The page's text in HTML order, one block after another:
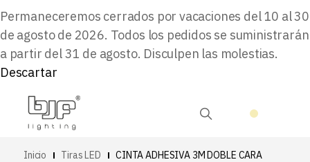
Permaneceremos cerrados por vacaciones del 10 al 30
de agosto de 2026. Todos los pedidos se suministrarán
a partir del 31 de agosto. Disculpen las molestias.
Descartar
Inicio Tiras LED
CINTA ADHESIVA 3M DOBLE CARA